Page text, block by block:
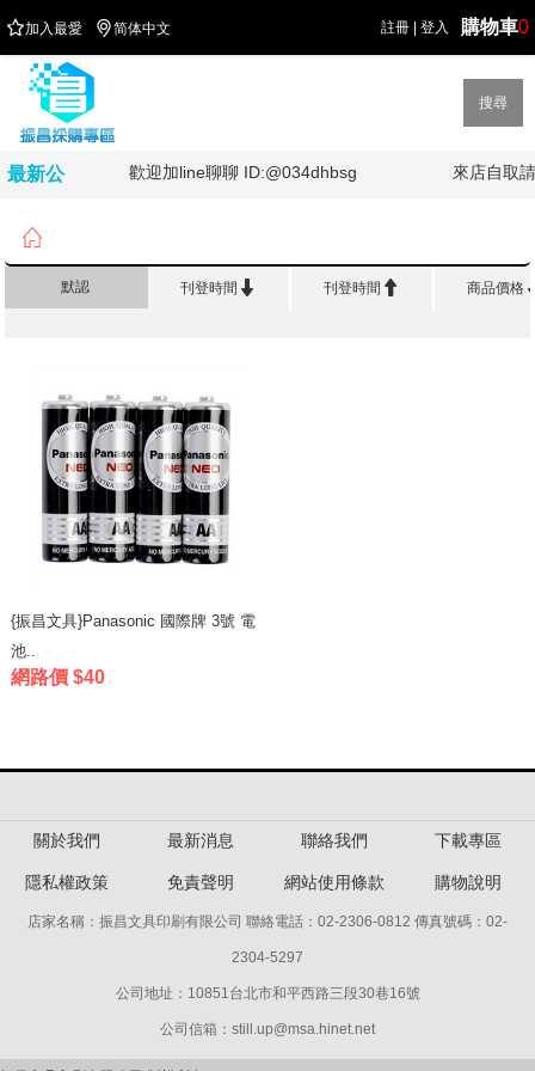
註冊 登入 購物車0
加入最愛 简体中文
搜尋
最新公
!!!! 歡迎加line聊聊 ID:@034dhbsg 來店自取

默認 刊登時間  刊登時間  商品價格
{振昌文具}Panasonic 國際牌 3號 電
池..
網路價 $40
關於我們 最新消息 聯絡我們 下載專區
隱私權政策 免責聲明 網站使用條款 購物說明
店家名稱：振昌文具印刷有限公司 聯絡電話：02-2306-0812 傳真號碼：02-
2304-5297
公司地址：10851台北市和平西路三段30巷16號
公司信箱：still.up@msa.hinet.net